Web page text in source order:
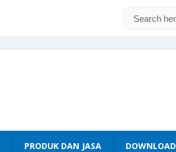
PRODUK DAN JASA DOWNLOAD